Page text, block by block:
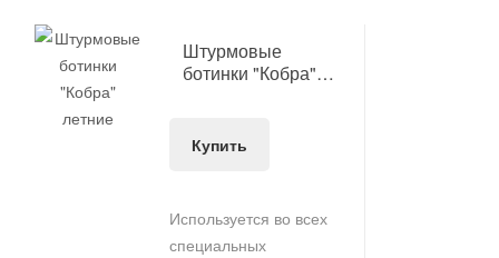
Штурмовые
ботинки "Кобра"
Купить
Используется во всех
специальных